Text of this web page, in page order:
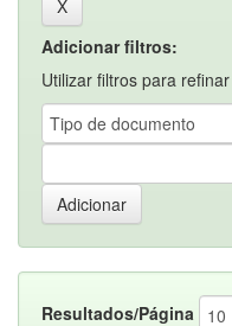
Adicionar filtros:
Utilizar filtros para
Resultados/Página